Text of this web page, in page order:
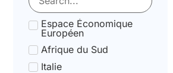
State pension Law
Tax Law
Uncategorized
Tax Code Individuals
Espace Économique
Européen
Afrique du Sud
Italie